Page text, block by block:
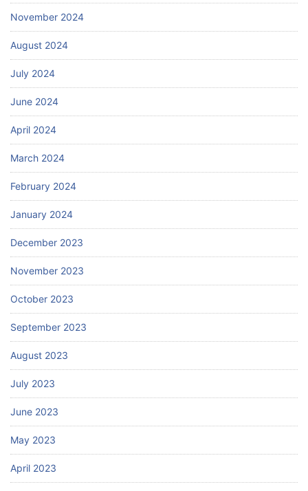
November 2024
August 2024
July 2024
June 2024
April 2024
March 2024
February 2024
January 2024
December 2023
November 2023
October 2023
September 2023
August 2023
July 2023
June 2023
May 2023
April 2023